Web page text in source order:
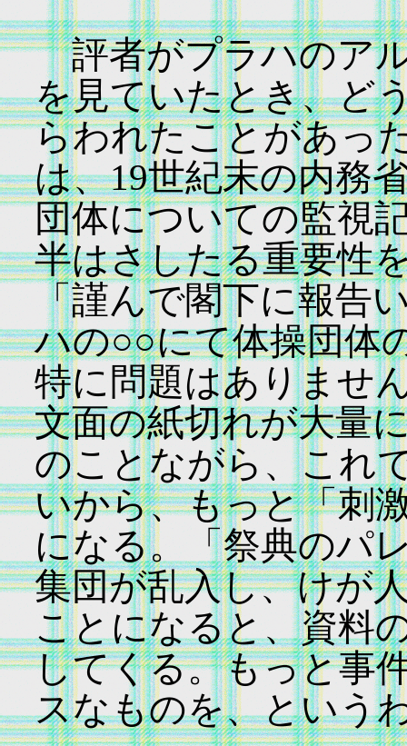
評者がプラハのア
を見ていたとき、ど
らわれたことがあっ
は、19世紀末の内務
団体についての監視
半はさしたる重要性
「謹んで閣下に報告
ハの○○にて体操団体
特に問題はありませ
文面の紙切れが大量
のことながら、これ
いから、もっと「刺
になる。「祭典のパ
集団が乱入し、けが
ことになると、資料
してくる。もっと事
スなものを、という